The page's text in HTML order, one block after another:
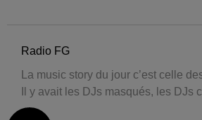
Radio FG
La music story du jour c’est celle
Il y avait les DJs masqués, les